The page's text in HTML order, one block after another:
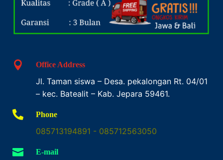
 Office Address
Jl. Taman siswa – Desa. pekalongan Rt. 04/01
– kec. Batealit – Kab. Jepara 59461.
 Phone
085713194891 - 085712563050
 E-mail